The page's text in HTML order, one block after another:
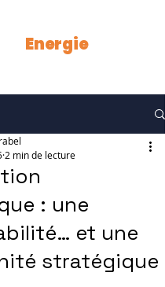
Energie
: une
et une
stratégique
2 min de lecture